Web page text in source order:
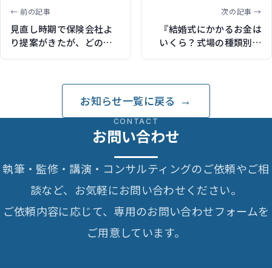
← 前の記事
見直し時期で保険会社よ
り提案がきたが、どのプ
ランがいいか分からない
次の記事 →
『結婚式にかかるお金は
いくら？式場の種類別の
金額や海外挙式の費用例
クルート）｜記事執筆
お知らせ一覧に戻る
CONTACT
お問い合わせ
執筆・監修・講演・コンサルティングのご依頼やご相
談など、お気軽にお問い合わせください。
ご依頼内容に応じて、専用のお問い合わせフォームを
ご用意しています。